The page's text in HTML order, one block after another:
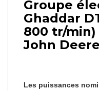
Groupe
Ghaddar
800 tr/
John Deere
Les puissances